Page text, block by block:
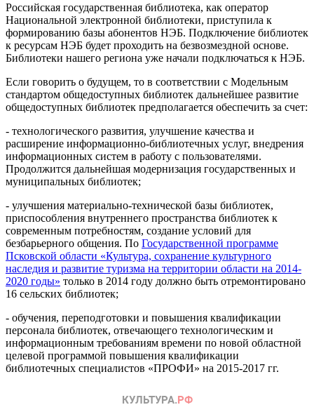
Российская государственная библиотека, как оператор
Национальной электронной библиотеки, приступила к
формированию базы абонентов НЭБ. Подключение библиотек
к ресурсам НЭБ будет проходить на безвозмездной основе.
Библиотеки нашего региона уже начали подключаться к НЭБ.
Если говорить о будущем, то в соответствии с Модельным
стандартом общедоступных библиотек дальнейшее развитие
общедоступных библиотек предполагается обеспечить за счет:
- технологического развития, улучшение качества и
расширение информационно-библиотечных услуг, внедрения
информационных систем в работу с пользователями.
Продолжится дальнейшая модернизация государственных и
муниципальных библиотек;
- улучшения материально-технической базы библиотек,
приспособления внутреннего пространства библиотек к
современным потребностям, создание условий для
безбарьерного общения. По Государственной программе
Псковской области «Культура, сохранение культурного
наследия и развитие туризма на территории области на 2014-
2020 годы» только в 2014 году должно быть отремонтировано
16 сельских библиотек;
- обучения, переподготовки и повышения квалификации
персонала библиотек, отвечающего технологическим и
информационным требованиям времени по новой областной
целевой программой повышения квалификации
библиотечных специалистов «ПРОФИ» на 2015-2017 гг.